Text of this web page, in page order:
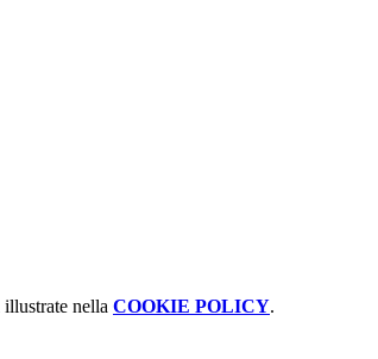
nella COOKIE POLICY.